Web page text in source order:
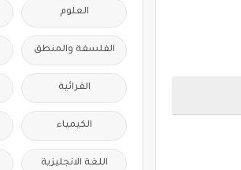
العلوم
الفلسفة والمنطق
القرائية
الكيمياء
اللغة الانجليزية